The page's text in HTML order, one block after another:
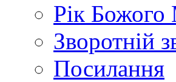
Рік
Зворотній
Посилання